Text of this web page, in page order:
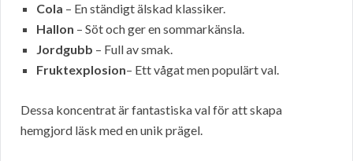
Cola – En ständigt älskad klassiker.
Hallon – Söt och ger en sommarkänsla.
Jordgubb – Full av smak.
Fruktexplosion– Ett vågat men populärt val.
Dessa koncentrat är fantastiska val för att skapa
hemgjord läsk med en unik prägel.